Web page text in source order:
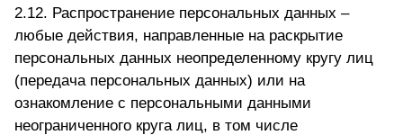
2.12. Распространение персональных данных –
любые действия, направленные на раскрытие
персональных данных неопределенному кругу лиц
(передача персональных данных) или на
ознакомление с персональными данными
неограниченного круга лиц, в том числе